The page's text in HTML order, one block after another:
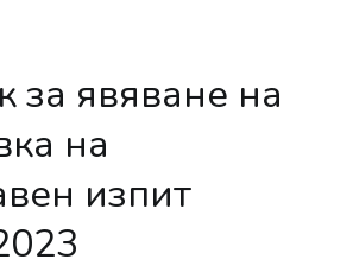
за явяване на
на
изпит